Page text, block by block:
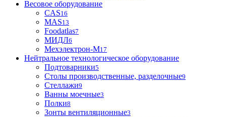
Весовое оборудование
CAS16
MAS13
Foodatlas7
МИДЛ6
Мехэлектрон-М17
Нейтральное технологическое оборудование
Подтоварники5
Столы производственные, разделочные9
Стеллажи9
Ванны моечные3
Полки8
Зонты вентиляционные3